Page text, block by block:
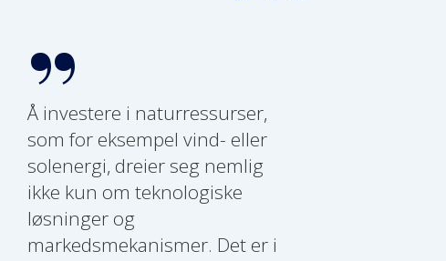
Å investere i naturressurser,
som for eksempel vind- eller
solenergi, dreier seg nemlig
ikke kun om teknologiske
løsninger og
markedsmekanismer. Det er i